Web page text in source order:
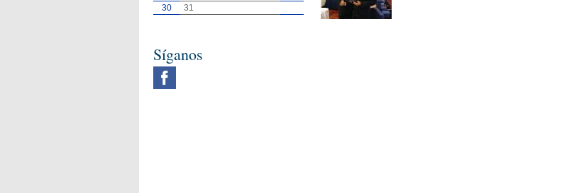
30
31
Síganos